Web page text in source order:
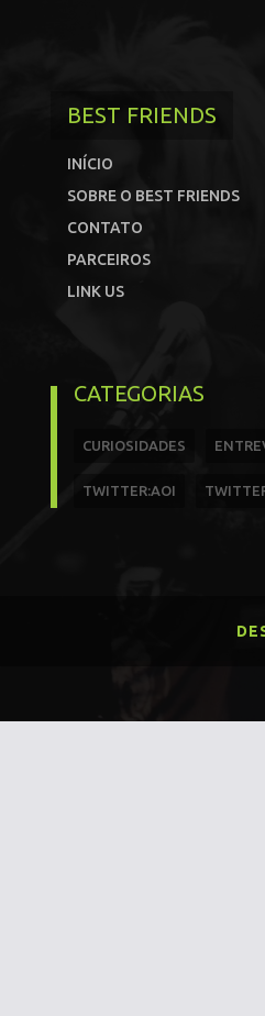
BEST FRIENDS
INÍCIO
SOBRE O BEST FRIENDS
CONTATO
PARCEIROS
LINK US
CATEGORIAS
CURIOSIDADES
TWITTER:AOI